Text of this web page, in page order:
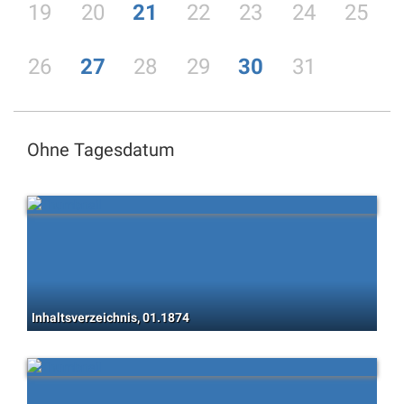
19 20 21 22 23 24 25
26 27 28 29 30 31
Ohne Tagesdatum
Inhaltsverzeichnis, 01.1874